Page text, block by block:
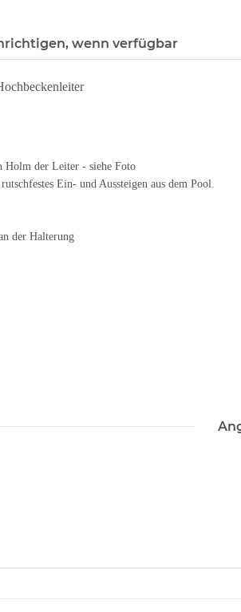
wenn verfügbar
Holm der Leiter - siehe Foto
Ein- und Aussteigen aus dem Pool.
der Halterung